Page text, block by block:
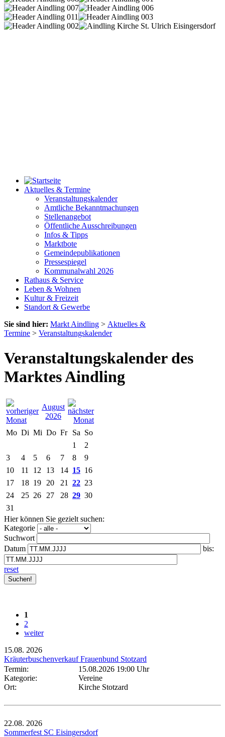
Aktuelles & Termine
Veranstaltungskalender
Amtliche Bekanntmachungen
Stellenangebot
Öffentliche Ausschreibungen
Infos & Tipps
Marktbote
Gemeindepublikationen
Pressespiegel
Kommunalwahl 2026
Rathaus & Service
Leben & Wohnen
Kultur & Freizeit
Standort & Gewerbe
Sie sind hier: Markt Aindling > Aktuelles &
Termine > Veranstaltungskalender
Veranstaltungskalender des
Marktes Aindling
August
2026
Mo Di Mi Do Fr Sa So
1
2
3
4 5 6 7 8
9
10
11 12 13 14 15 16
17
18 19 20 21 22 23
24
25 26 27 28 29 30
31
Hier können Sie gezielt suchen:
Kategorie
Suchwort
Datum
bis:
reset
1
2
weiter
15.08. 2026
Kräuterbuschenverkauf Frauenbund Stotzard
Termin:
15.08.2026 19:00 Uhr
Kategorie:
Vereine
Ort:
Kirche Stotzard
22.08. 2026
Sommerfest SC Eisingersdorf